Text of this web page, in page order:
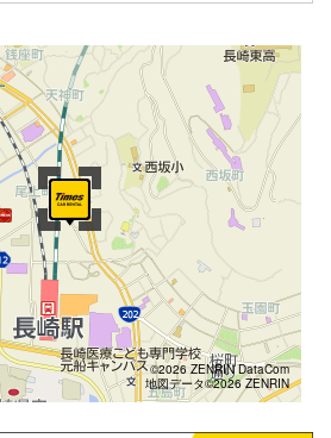
©2026 ZENRIN DataCom
地図データ©2026 ZENRIN